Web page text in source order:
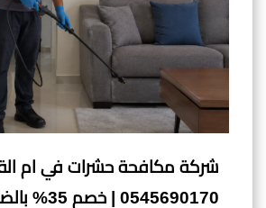
شركة مكافحة حشرات في ام
0545690170 | خصم 35% بالضمان